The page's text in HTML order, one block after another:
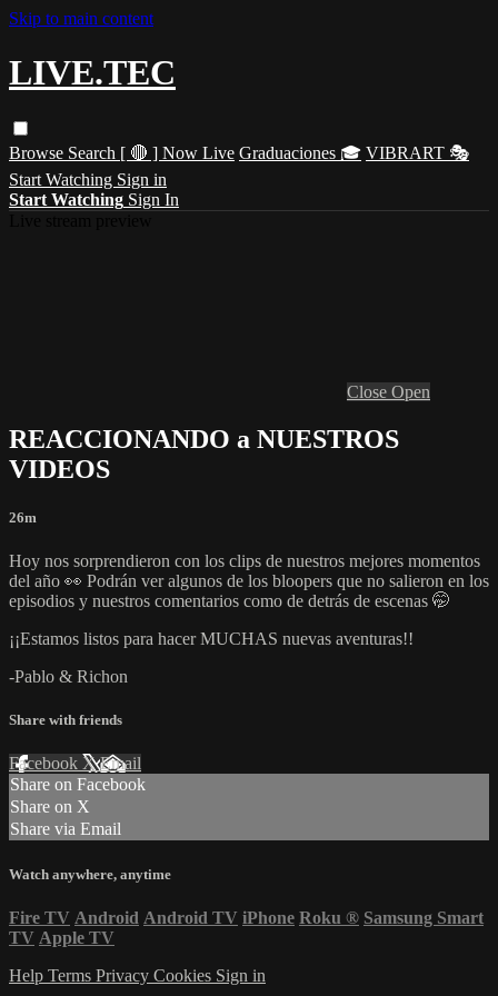
Skip to main content
LIVE.TEC
Browse Search [ 🔴 ] Now Live Graduaciones 🎓 VIBRART 🎭
Start Watching Sign in
Start Watching Sign In
Close Open
REACCIONANDO a NUESTROS
VIDEOS
26m
Hoy nos sorprendieron con los clips de nuestros mejores momentos
del año 👀 Podrán ver algunos de los bloopers que no salieron en los
episodios y nuestros comentarios como de detrás de escenas 🤭
¡¡Estamos listos para hacer MUCHAS nuevas aventuras!!
-Pablo & Richon
Share with friends
Facebook XEmail
Share on Facebook
Share on X
Share via Email
Watch anywhere, anytime
Fire TV Android Android TV iPhone Roku ® Samsung Smart
TV Apple TV
Help Terms Privacy Cookies Sign in